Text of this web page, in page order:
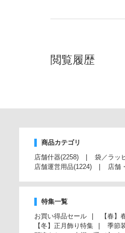
閲覧履歴
商品カテゴリ
店舗什器(2258) 袋／ラッ
店舗運営用品(1224) 店舗
特集一覧
お買い得品セール
【春】
【冬】正月飾り特集
季節